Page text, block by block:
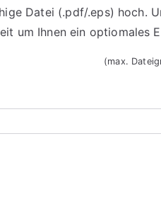
Datei (.pdf/.eps) hoch.
um Ihnen ein optiomales
(max.